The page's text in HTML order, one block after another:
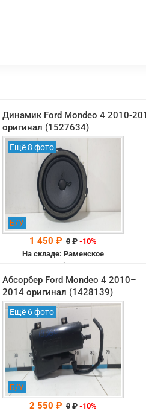
Динамик Ford Mondeo 4 2010-
оригинал (1527634)
Ещё 8 фото
Б/У
1 450 ₽ 0 ₽ -10%
На складе: Раменское
-->
Абсорбер Ford Mondeo 4 2010–
2014 оригинал (1428139)
Ещё 6 фото
Б/У
2 550 ₽ 0 ₽ -10%